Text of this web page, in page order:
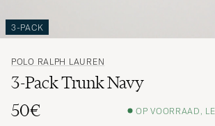
3-PACK
POLO RALPH LAUREN
3-Pack Trunk Navy
50€
OP VOORRAAD,